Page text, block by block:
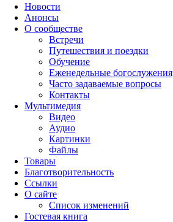
up
Новости
Анонсы
О сообществе
Встречи
Путешествия и поездки
Обучение
Еженедельные богослужения
Часто задаваемые вопросы
Контакты
Мультимедия
Видео
Аудио
Картинки
Файлы
Товары
Благотворительность
Ссылки
О сайте
Список изменений
Гостевая книга